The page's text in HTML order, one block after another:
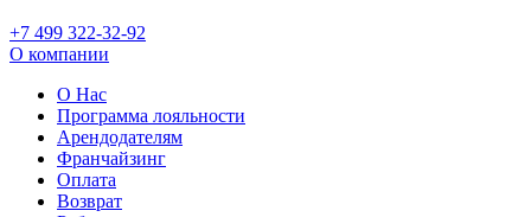
+7 499 322-32-92
О компании
О Нас
Программа лояльности
Арендодателям
Франчайзинг
Оплата
Возврат